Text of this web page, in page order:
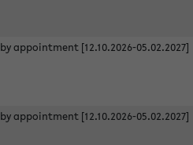
by appointment [12.10.2026-05.02.2027]
by appointment [12.10.2026-05.02.2027]